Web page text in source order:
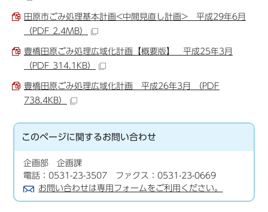
田原市ごみ処理基本計画<中間見直し計画> 平成29年6月
（PDF 2.4MB）
豊橋田原ごみ処理広域化計画【概要版】 平成25年3月
（PDF 314.1KB）
豊橋田原ごみ処理広域化計画 平成26年3月 （PDF
738.4KB）
このページに関するお問い合わせ
企画部 企画課
電話：0531-23-3507 ファクス：0531-23-0669
お問い合わせは専用フォームをご利用ください。